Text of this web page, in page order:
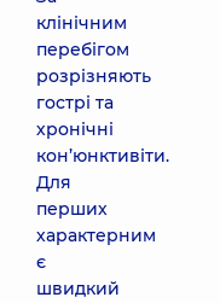
клінічним
перебігом
розрізняють
гострі та
хронічні
кон’юнктивіти.
Для
перших
характерним
є
швидкий